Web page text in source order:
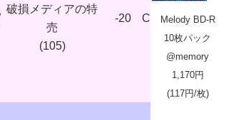
破損メディアの特
売
(105)
-20 C
Melody BD-R
10枚パック
@memory
1,170円
(117円/枚)